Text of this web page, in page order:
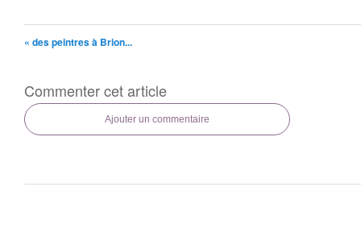
« des peintres à Brion...
Commenter cet article
Ajouter un commentaire